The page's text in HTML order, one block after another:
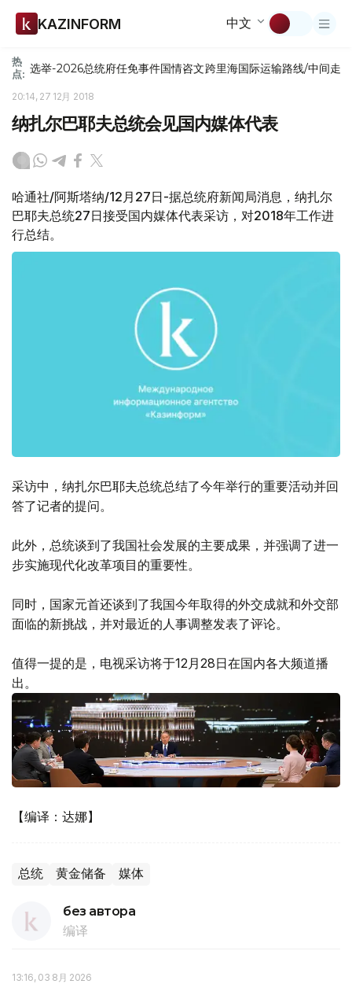
KAZINFORM 中文
热
点: 选举-2026总统府任免事件国情咨文跨里海国际运输路线/中间走廊
20:14, 27 12月 2018
纳扎尔巴耶夫总统会见国内媒体代表
哈通社/阿斯塔纳/12月27日-据总统府新闻局消息，纳扎尔
巴耶夫总统27日接受国内媒体代表采访，对2018年工作进
行总结。
采访中，纳扎尔巴耶夫总统总结了今年举行的重要活动并回
答了记者的提问。
此外，总统谈到了我国社会发展的主要成果，并强调了进一
步实施现代化改革项目的重要性。
同时，国家元首还谈到了我国今年取得的外交成就和外交部
面临的新挑战，并对最近的人事调整发表了评论。
值得一提的是，电视采访将于12月28日在国内各大频道播
出。
【编译：达娜】
总统 黄金储备 媒体
без автора
编译
13:16, 03 8月 2026